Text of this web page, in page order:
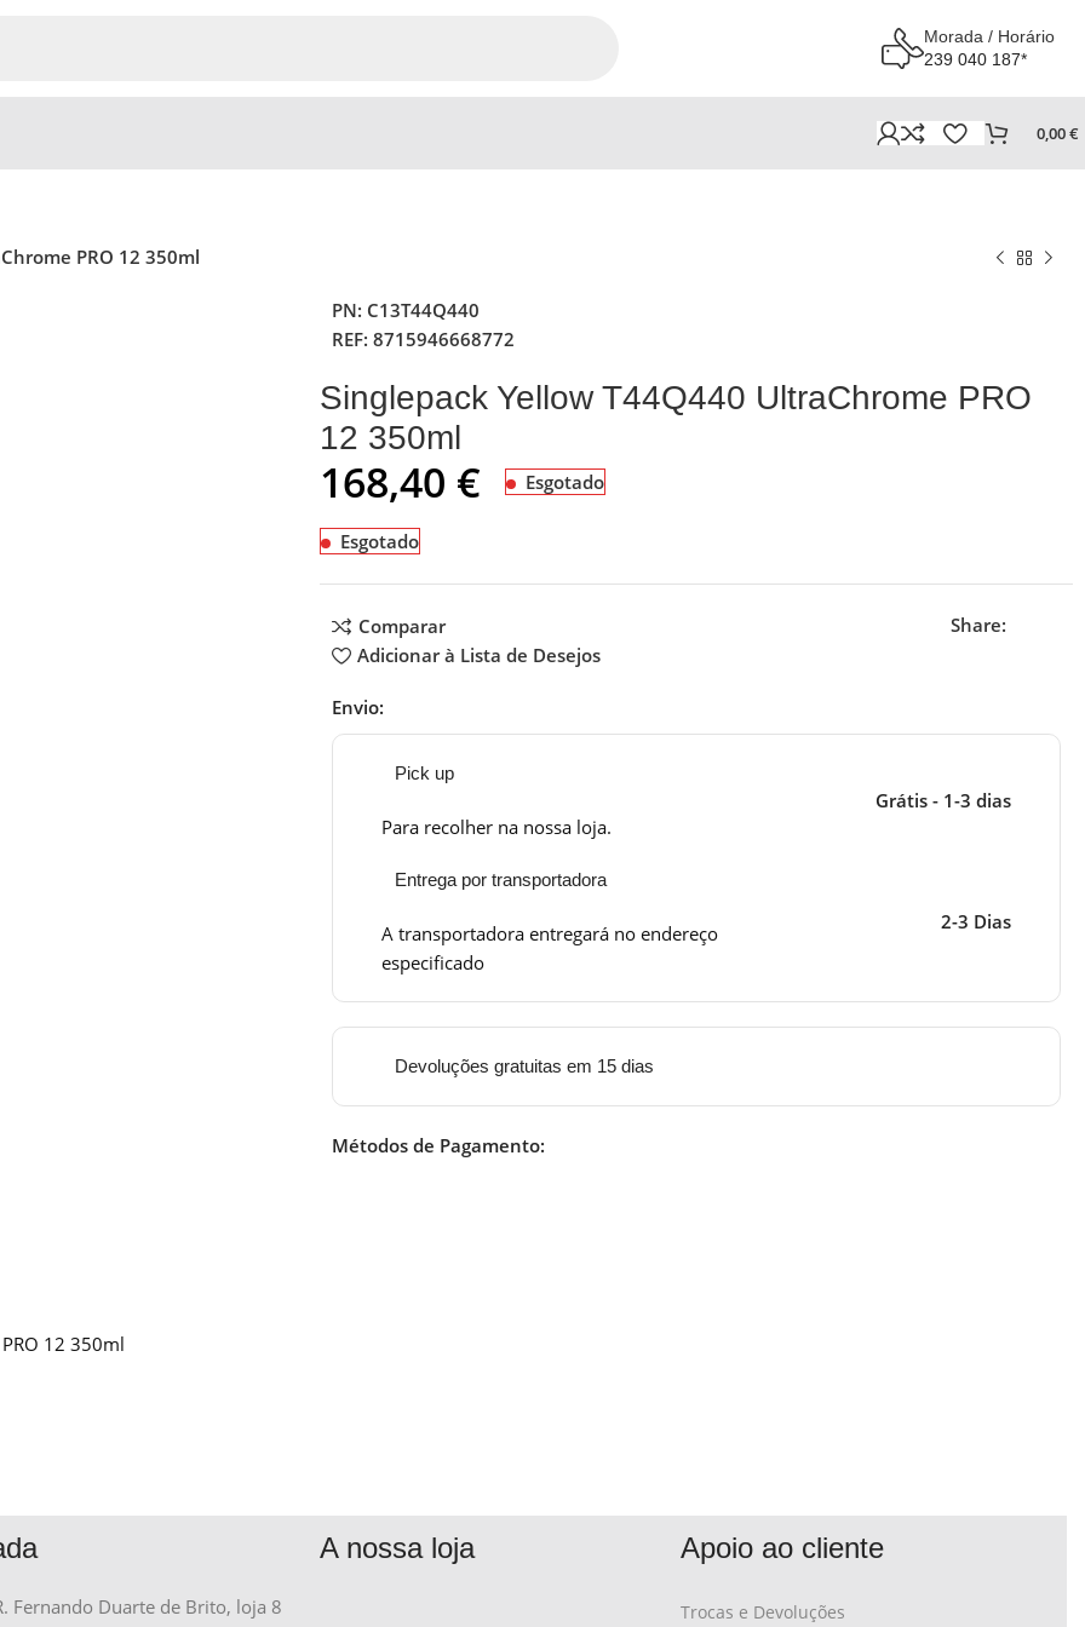
Morada / Horário
239 040 187*
0,00€
PRO 12 350ml
PN: C13T44Q440
REF: 8715946668772
Singlepack Yellow T44Q440 UltraChrome PRO
12 350ml
168,40 € Esgotado
Esgotado
Comparar
Adicionar à Lista de Desejos
Share:
Envio:
Pick up
Para recolher na nossa loja.
Grátis - 1-3 dias
Entrega por transportadora
A transportadora entregará no endereço
especificado
2-3 Dias
Devoluções gratuitas em 15 dias
Métodos de Pagamento:
12 350ml
Fernando Duarte de Brito, loja 8
A nossa loja Apoio ao cliente
Trocas e Devoluções